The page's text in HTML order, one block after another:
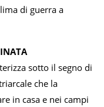
di guerra a
sotto il segno di
che la
in casa e nei campi